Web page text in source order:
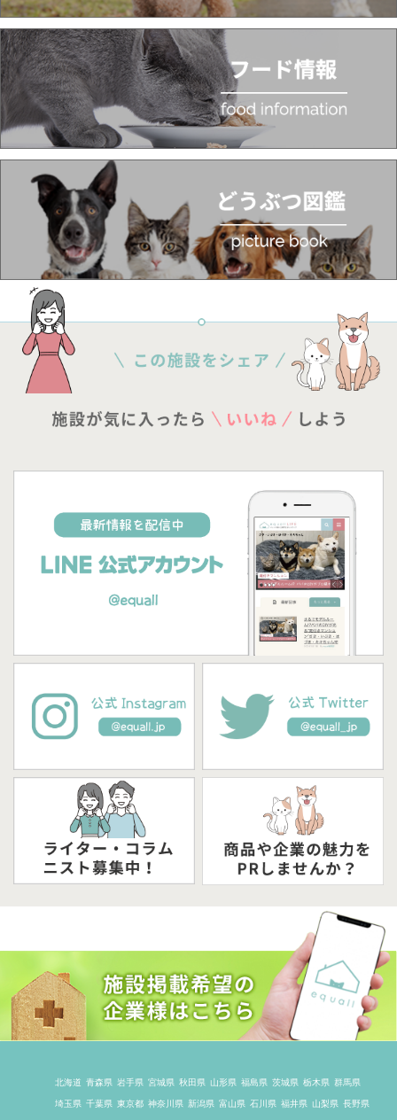
北海道 青森県 岩手県 宮城県 秋田県 山形県 福島県 茨城県 栃木県 群馬県
埼玉県 千葉県 東京都 神奈川県 新潟県 富山県 石川県 福井県 山梨県 長野県